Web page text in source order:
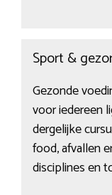
Sport &
Gezonde
voor iedereen
dergelijke
food, afvallen
disciplines en